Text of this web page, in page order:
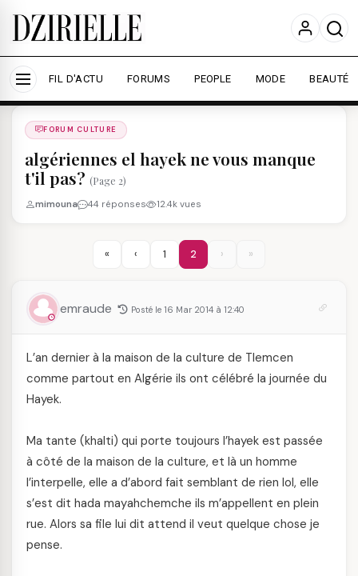
Nous utilisons des cookies pour améliorer votre
expérience et mesurer l'audience.
En savoir plus
Accepter tout Personnaliser
FIL D'ACTU FORUMS PEOPLE MODE BEAUTÉ
Forums
FORUM CULTURE
algériennes el hayek ne vous manque
t'il pas? (Page 2)
mimouna 44 réponses 12.4k vues
« ‹ 1 2 › »
emraude Posté le 16 Mar 2014 à 12:40
L’an dernier à la maison de la culture de Tlemcen
comme partout en Algérie ils ont célébré la journée du
Hayek.
Ma tante (khalti) qui porte toujours l’hayek est passée
à côté de la maison de la culture, et là un homme
l’interpelle, elle a d’abord fait semblant de rien lol, elle
s’est dit hada mayahchemche ils m’appellent en plein
rue. Alors sa file lui dit attend il veut quelque chose je
pense.